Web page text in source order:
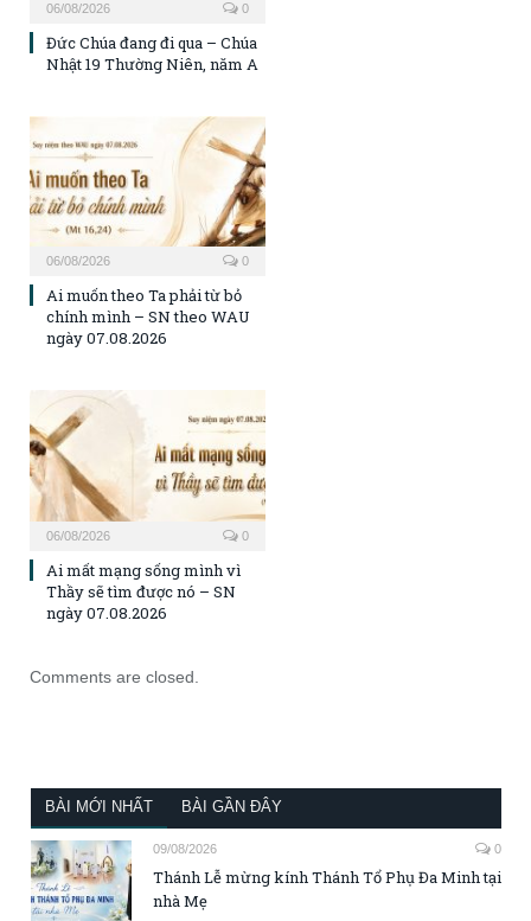
06/08/2026 0
Đức Chúa đang đi qua – Chúa
Nhật 19 Thường Niên, năm A
06/08/2026 0
Ai muốn theo Ta phải từ bỏ
chính mình – SN theo WAU
ngày 07.08.2026
06/08/2026 0
Ai mất mạng sống mình vì
Thầy sẽ tìm được nó – SN
ngày 07.08.2026
Comments are closed.
BÀI MỚI NHẤT BÀI GẦN ĐÂY
09/08/2026 0
Thánh Lễ mừng kính Thánh Tổ Phụ Đa Minh tại
nhà Mẹ